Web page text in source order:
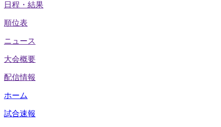
日程・結果
順位表
ニュース
大会概要
配信情報
ホーム
試合速報